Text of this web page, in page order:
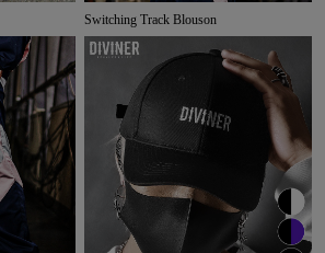
Switching Track Blouson